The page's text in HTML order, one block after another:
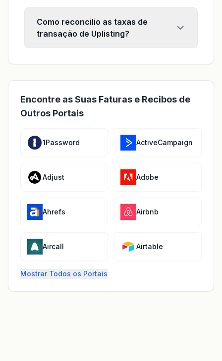
Como reconcilio as taxas de
transação de Uplisting?
Encontre as Suas Faturas e Recibos de
Outros Portais
1Password ActiveCampaign
Adjust Adobe
Ahrefs Airbnb
Aircall Airtable
Mostrar Todos os Portais